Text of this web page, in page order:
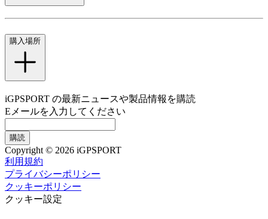
購入場所
iGPSPORT の最新ニュースや製品情報を購読
Eメールを入力してください
購読
Copyright © 2026 iGPSPORT
利用規約
プライバシーポリシー
クッキーポリシー
クッキー設定